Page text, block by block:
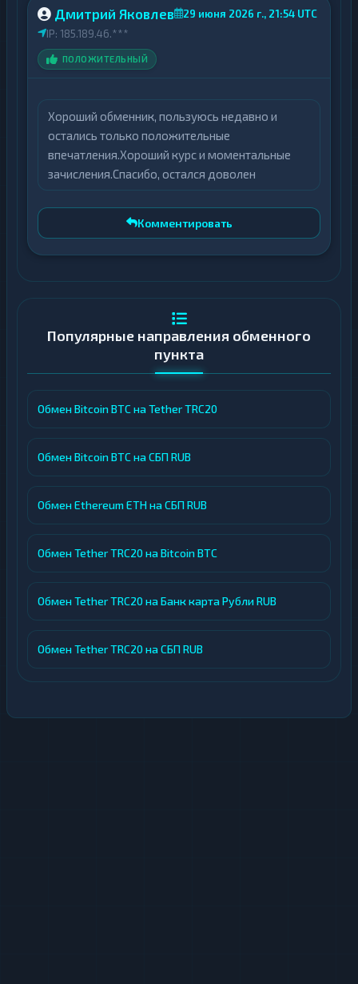
Дмитрий Яковлев
29 июня 2026 г., 21:54 UTC
IP: 185.189.46.***
ПОЛОЖИТЕЛЬНЫЙ
Хороший обменник, пользуюсь недавно и
остались только положительные
впечатления.Хороший курс и моментальные
зачисления.Спасибо, остался доволен
Комментировать
Популярные направления обменного
пункта
Обмен Bitcoin BTC на Tether TRC20
Обмен Bitcoin BTC на СБП RUB
Обмен Ethereum ETH на СБП RUB
Обмен Tether TRC20 на Bitcoin BTC
Обмен Tether TRC20 на Банк карта Рубли RUB
Обмен Tether TRC20 на СБП RUB